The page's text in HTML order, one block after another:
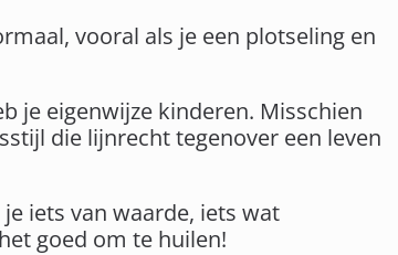
vooral als je een plotseling en
je eigenwijze kinderen. Misschien
die lijnrecht tegenover een leven
iets van waarde, iets wat
goed om te huilen!